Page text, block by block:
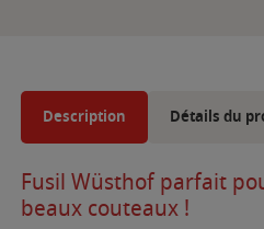
Description Détails du
Fusil Wüsthof parfait
beaux couteaux !